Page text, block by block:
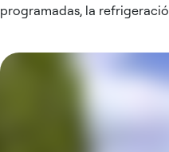
programadas, la